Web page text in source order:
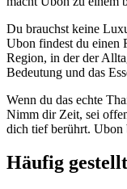
Du brauchst keine
Ubon findest du einen
Region, in der der
Bedeutung und das
Wenn du das echte
Nimm dir Zeit, sei
dich tief berührt. Ubon
Häufig